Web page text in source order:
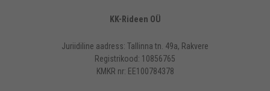
KK-Rideen OÜ
Juriidiline aadress: Tallinna tn. 49a, Rakvere
Registrikood: 10856765
KMKR nr: EE100784378